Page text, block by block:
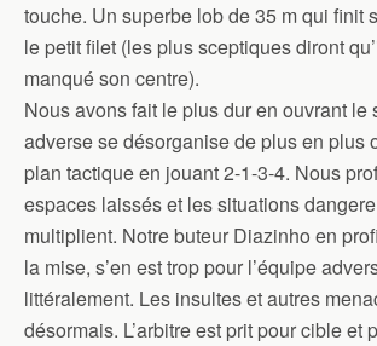
touche. Un superbe lob de 35 m qui finit
le petit filet (les plus sceptiques diront
manqué son centre).
Nous avons fait le plus dur en ouvrant le
adverse se désorganise de plus en plus
plan tactique en jouant 2-1-3-4. Nous
espaces laissés et les situations
multiplient. Notre buteur Diazinho en
la mise, s’en est trop pour l’équipe
littéralement. Les insultes et autres
désormais. L’arbitre est prit pour cible et